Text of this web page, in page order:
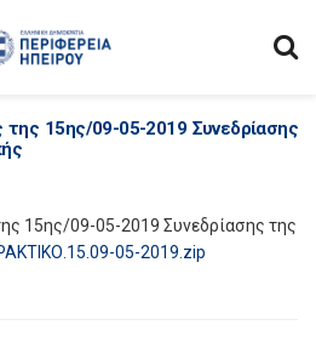
της 15ης/09-05-2019 Συνεδρίασης
15ης/09-05-2019 Συνεδρίασης της
05-2019.zip